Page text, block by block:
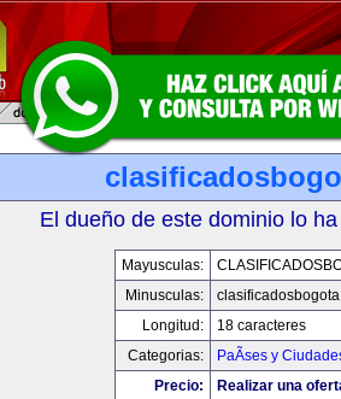
El dueño de este dominio lo
Mayusculas:
Minusculas:
Longitud:
18 caracteres
Categorias:
PaÃ­ses y
Precio:
Realizar una